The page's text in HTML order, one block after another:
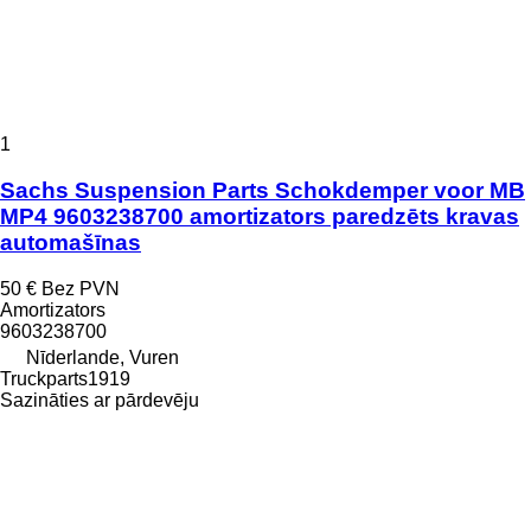
1
Sachs Suspension Parts Schokdemper voor MB
MP4 9603238700 amortizators paredzēts kravas
automašīnas
50 € Bez PVN
Amortizators
9603238700
Nīderlande, Vuren
Truckparts1919
Sazināties ar pārdevēju